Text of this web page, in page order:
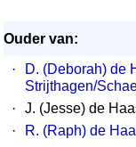
Ouder van:
·
D. (Deborah) de
Strijthagen/
·
J. (Jesse) de
·
R. (Raph) de